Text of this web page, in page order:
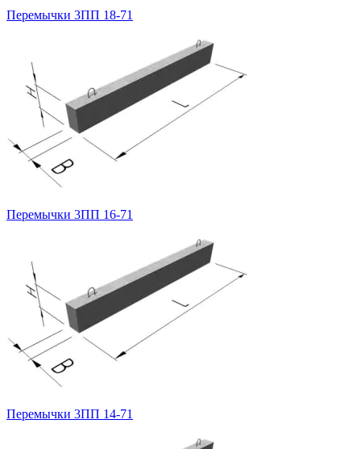
Перемычки 3ПП 18-71
Перемычки 3ПП 16-71
Перемычки 3ПП 14-71